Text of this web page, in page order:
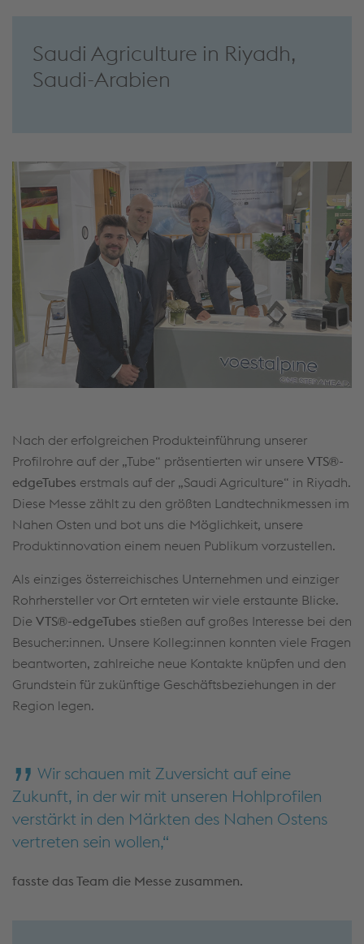
Saudi Agriculture in Riyadh,
Saudi-Arabien
Nach der erfolgreichen Produkteinführung unserer
Profilrohre auf der „Tube“ präsentierten wir unsere VTS®-
edgeTubes erstmals auf der „Saudi Agriculture“ in Riyadh.
Diese Messe zählt zu den größten Landtechnikmessen im
Nahen Osten und bot uns die Möglichkeit, unsere
Produktinnovation einem neuen Publikum vorzustellen.
Als einziges österreichisches Unternehmen und einziger
Rohrhersteller vor Ort ernteten wir viele erstaunte Blicke.
Die VTS®-edgeTubes stießen auf großes Interesse bei den
Besucher:innen. Unsere Kolleg:innen konnten viele Fragen
beantworten, zahlreiche neue Kontakte knüpfen und den
Grundstein für zukünftige Geschäftsbeziehungen in der
Region legen.
Wir schauen mit Zuversicht auf eine
Zukunft, in der wir mit unseren Hohlprofilen
verstärkt in den Märkten des Nahen Ostens
vertreten sein wollen,
fasste das Team die Messe zusammen.